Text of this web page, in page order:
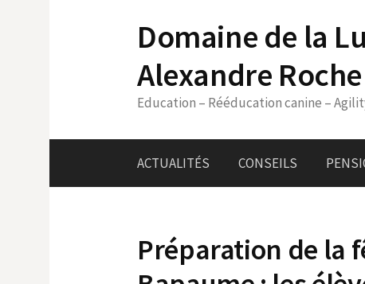
Domaine de la
Alexandre Roche
Education – Rééducation canine –
ACTUALITÉS CONSEILS
Préparation de la